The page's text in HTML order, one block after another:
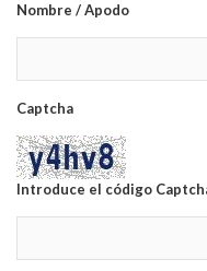
Nombre / Apodo
Captcha
Introduce el código